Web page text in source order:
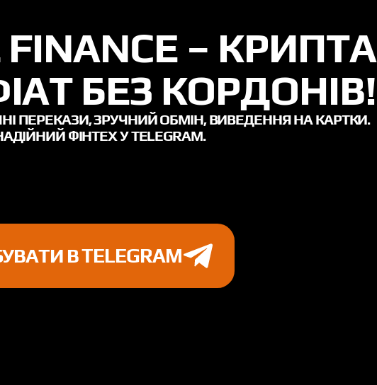
FINANCE – КРИПТА
БЕЗ КОРДОНІВ!
ПЕРЕКАЗИ, ЗРУЧНИЙ ОБМІН, ВИВЕДЕННЯ НА КАРТКИ.
ФІНТЕХ У TELEGRAM.
В TELEGRAM